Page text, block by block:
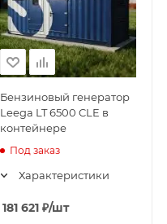
Бензиновый генератор
Leega LT 6500 CLE в
контейнере
Под заказ
Характеристики
181 621 ₽/шт